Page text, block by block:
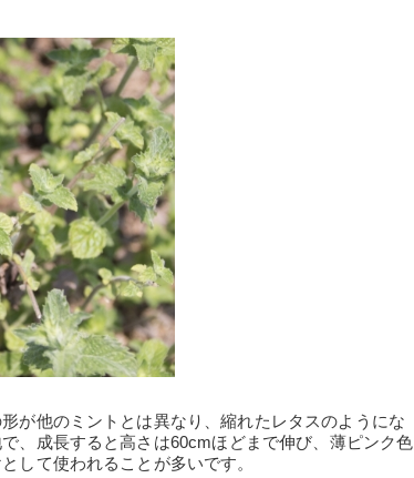
が他のミントとは異なり、縮れたレタスのようにな
、成長すると高さは60cmほどまで伸び、薄ピンク色
して使われることが多いです。